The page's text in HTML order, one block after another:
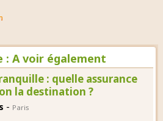
: A voir également
: quelle assurance
la destination ?
- Paris